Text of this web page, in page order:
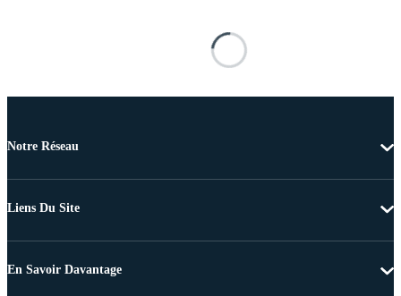
Notre Réseau
Liens Du Site
En Savoir Davantage